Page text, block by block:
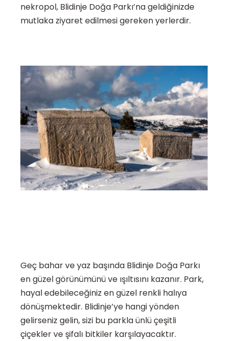
nekropol, Blidinje Doğa Parkı’na geldiğinizde
mutlaka ziyaret edilmesi gereken yerlerdir.
Geç bahar ve yaz başında Blidinje Doğa Parkı
en güzel görünümünü ve ışıltısını kazanır. Park,
hayal edebileceğiniz en güzel renkli halıya
dönüşmektedir. Blidinje’ye hangi yönden
gelirseniz gelin, sizi bu parkla ünlü çeşitli
çiçekler ve şifalı bitkiler karşılayacaktır.